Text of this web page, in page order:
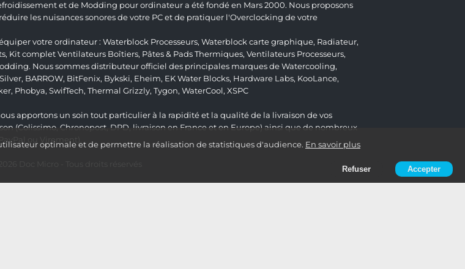
optimale et de permettre la réalisation de statistiques d'audience. En savoir plus
Refuser Accepter
et de Modding pour ordinateur a été fondé en Mars 2000. Nous proposons
les nuisances sonores de votre PC et de pratiquer l'Overclocking de votre
votre ordinateur : Waterblock Processeurs, Waterblock carte graphique, Radiateur,
, Kit complet Ventilateurs Boîtiers, Pâtes & Pads Thermiques, Ventilateurs Processeurs,
. Nous sommes distributeur officiel des principales marques de Watercooling,
, BARROW, BitFenix, Bykski, Eheim, EK Water Blocks, Hardware Labs, KooLance,
, Phobya, SwifTech, Thermal Grizzly, Tygon, WaterCool, XSPC
apportons un soin tout particulier à la rapidité et la qualité de la livraison de vos
(Colissimo, Chronopost, DPD, livraison en France et en Europe) ainsi que de nombreux
ou Virement).